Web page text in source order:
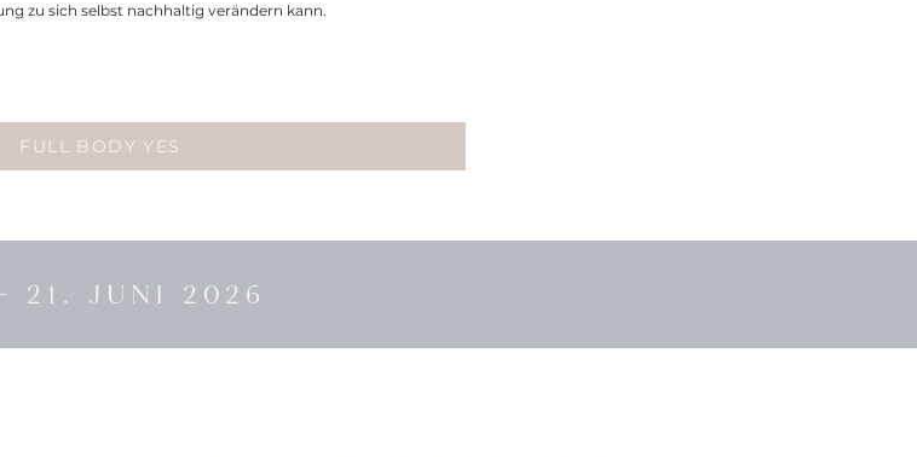
zu sich selbst nachhaltig verändern kann.
FULL BODY YES
21. JUNI 2026